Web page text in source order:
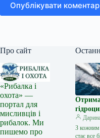
Опублікувати коментар
Про сайт
«Рибалка і
охота» —
портал для
мисливців і
рибалок. Ми
пишемо про
іспиту
З кожним
стає все